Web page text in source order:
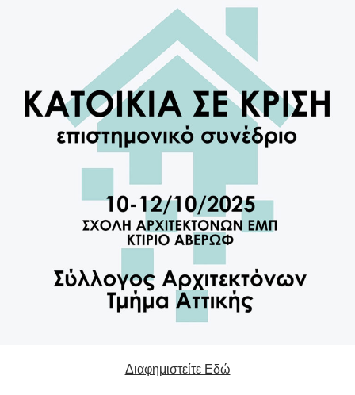
Διαφημιστείτε Εδώ